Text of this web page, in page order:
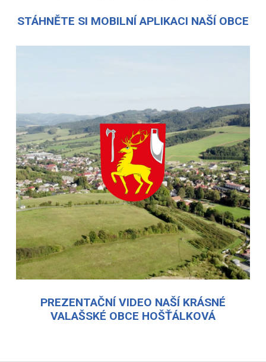
STÁHNĚTE SI MOBILNÍ APLIKACI NAŠÍ OBCE
PREZENTAČNÍ VIDEO NAŠÍ KRÁSNÉ
VALAŠSKÉ OBCE HOŠŤÁLKOVÁ